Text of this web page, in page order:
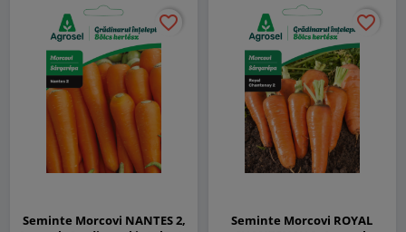
favorite_border
favorite_border
Seminte Morcovi NANTES 2,
favorite_border
favorite_border
Seminte Morcovi ROYAL